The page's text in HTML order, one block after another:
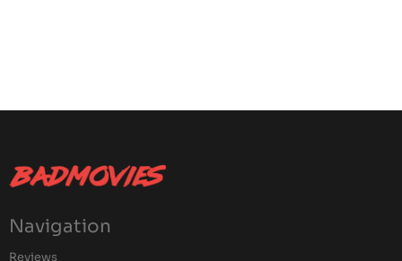
Navigation
Reviews